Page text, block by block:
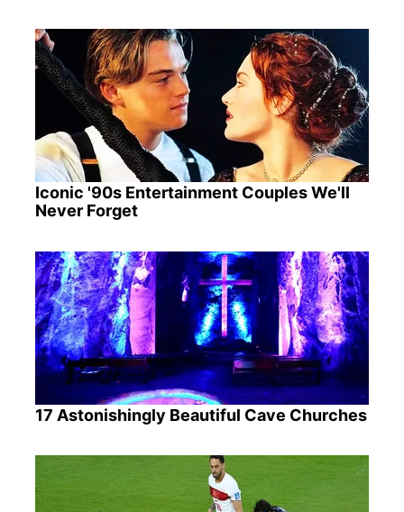
Iconic '90s Entertainment Couples We'll
Never Forget
17 Astonishingly Beautiful Cave Churches